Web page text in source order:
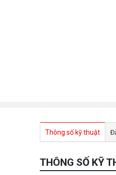
Thông số kỹ thuật
THÔNG SỐ KỸ